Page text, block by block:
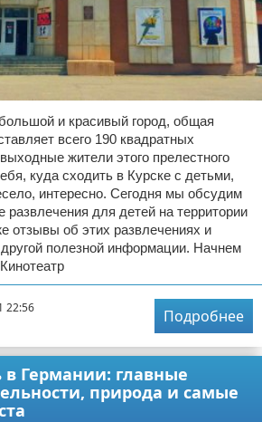
и красивый город, общая
всего 190 квадратных
жители этого прелестного
куда сходить в Курске с детьми,
интересно. Сегодня мы обсудим
развлечения для детей на территории
отзывы об этих развлечениях и
полезной информации. Начнем
22:56
Подробнее
в Германии: главные
природа и самые